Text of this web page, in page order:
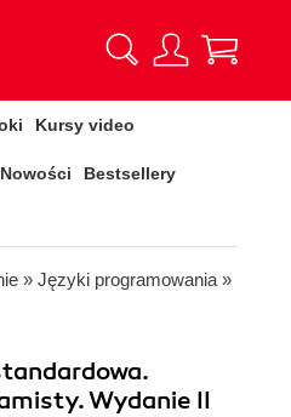
Kursy video
Nowości Bestsellery
» Języki programowania »
Wydanie II